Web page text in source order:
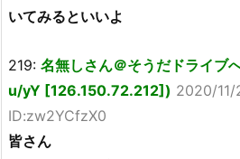
いてみるといいよ
219: 名無しさん＠そうだドライブ
u/yY [126.150.72.212]) 2020/11/
ID:zw2YCfzX0
皆さん